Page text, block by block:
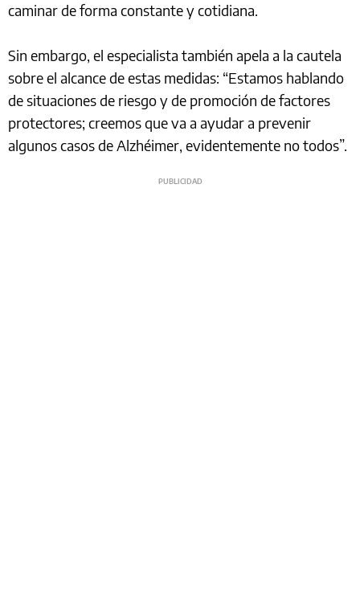
caminar de forma constante y cotidiana.
Sin embargo, el especialista también apela a la cautela
sobre el alcance de estas medidas: “Estamos hablando
de situaciones de riesgo y de promoción de factores
protectores; creemos que va a ayudar a prevenir
algunos casos de Alzhéimer, evidentemente no todos”.